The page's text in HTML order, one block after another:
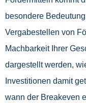
besondere
Vergabestellen von
Machbarkeit Ihrer
dargestellt werden,
Investitionen damit
wann der Breakeven